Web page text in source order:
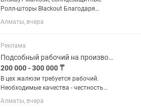
Ролл-шторы Blackout Благодаря
особому строению блэкаут ткань
защищает помещение от солнечного
затемнения может быть от 95% до
100%.
Алматы, вчера
Реклама
Подсобный рабочий на производстве
200 000 - 300 000 ₸
В цех жалюзи требуется рабочий.
Необходимые качества - честность
порядочность ответственность
аккуратность внимательность
Алматы, вчера